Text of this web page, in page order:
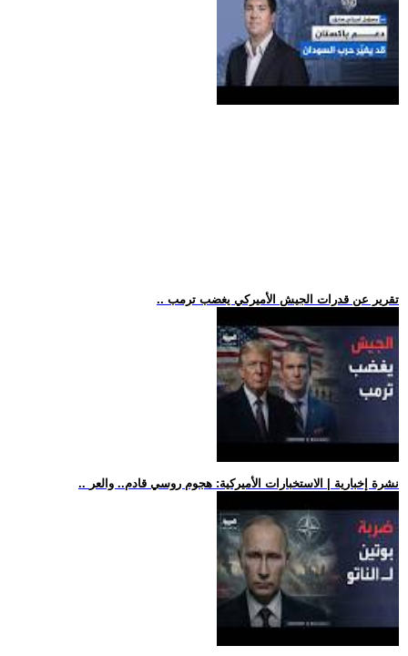
.. تقرير عن قدرات الجيش الأميركي يغضب ترمب
.. نشرة إخبارية | الاستخبارات الأميركية: هجوم روسي قادم.. والعر